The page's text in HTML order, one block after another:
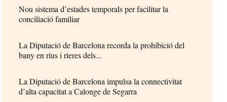
Nou sistema d’estades temporals per facilitar la
conciliació familiar
La Diputació de Barcelona recorda la prohibició del
bany en rius i rieres dels...
La Diputació de Barcelona impulsa la connectivitat
d’alta capacitat a Calonge de Segarra